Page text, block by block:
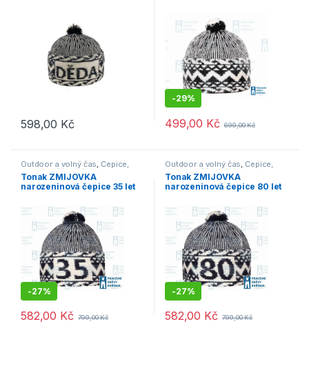
598,00 Kč
-29%
499,00 Kč 699,00Kč
Outdoor a volný čas,Čepice,
rukavice, šály ,Výprodej
Tonak ZMIJOVKA
narozeninová čepice 35 let
-27%
582,00 Kč 799,00Kč
Outdoor a volný čas,Čepice,
rukavice, šály ,Výprodej
Tonak ZMIJOVKA
narozeninová čepice 80 let
-27%
582,00 Kč 799,00Kč